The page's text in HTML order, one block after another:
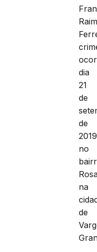
dia
21
de
de
no
na
de